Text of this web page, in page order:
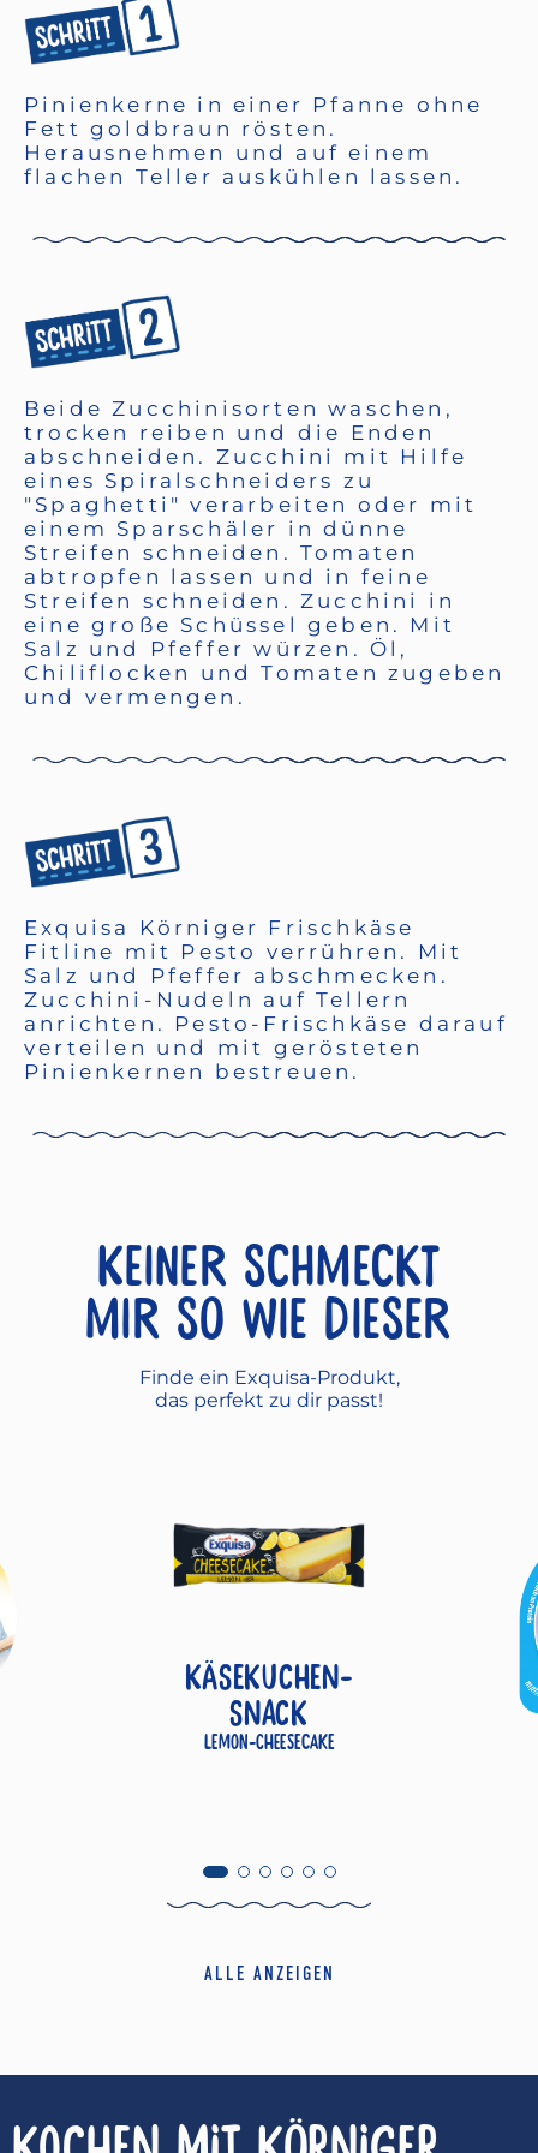
Pinienkerne in einer Pfanne ohne
Fett goldbraun rösten.
Herausnehmen und auf einem
flachen Teller auskühlen lassen.
Beide Zucchinisorten waschen,
trocken reiben und die Enden
abschneiden. Zucchini mit Hilfe
eines Spiralschneiders zu
"Spaghetti" verarbeiten oder mit
einem Sparschäler in dünne
Streifen schneiden. Tomaten
abtropfen lassen und in feine
Streifen schneiden. Zucchini in
eine große Schüssel geben. Mit
Salz und Pfeffer würzen. Öl,
Chiliflocken und Tomaten zugeben
und vermengen.
Exquisa Körniger Frischkäse
Fitline mit Pesto verrühren. Mit
Salz und Pfeffer abschmecken.
Zucchini-Nudeln auf Tellern
anrichten. Pesto-Frischkäse darauf
verteilen und mit gerösteten
Pinienkernen bestreuen.
Keiner schmeckt
mir so wie dieser
Finde ein Exquisa-Produkt,
das perfekt zu dir passt!
KÄSEKUCHEN-
SNACK
Lemon-Cheesecake
ALLE ANZEIGEN